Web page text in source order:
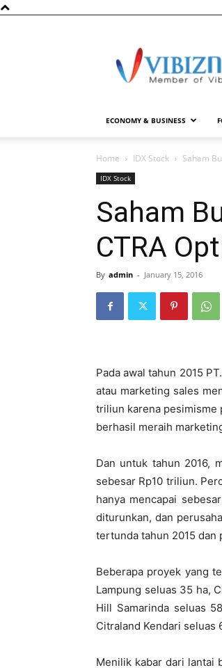
ECONOMY & BUSINESS
Home IDX Stock Saham
IDX Stock
Saham
CTRA
By admin - January 15, 2016
Pada awal tahun 2015
atau marketing sales
triliun karena pesimisme
berhasil meraih
Dan untuk tahun 2016,
sebesar Rp10 triliun.
hanya mencapai
diturunkan, dan
tertunda tahun 2015 dan
Beberapa proyek yang
Lampung seluas 35 ha,
Hill Samarinda seluas
Citraland Kendari seluas
Menilik kabar dari lantai